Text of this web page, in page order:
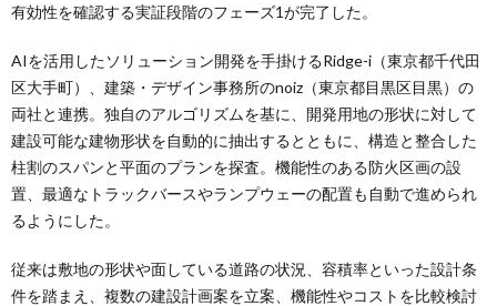
有効性を確認する実証段階のフェーズ1が完了した。
AIを活用したソリューション開発を手掛けるRidge-i（東京都千代田
区大手町）、建築・デザイン事務所のnoiz（東京都目黒区目黒）の
両社と連携。独自のアルゴリズムを基に、開発用地の形状に対して
建設可能な建物形状を自動的に抽出するとともに、構造と整合した
柱割のスパンと平面のプランを探査。機能性のある防火区画の設
置、最適なトラックバースやランプウェーの配置も自動で進められ
るようにした。
従来は敷地の形状や面している道路の状況、容積率といった設計条
件を踏まえ、複数の建設計画案を立案、機能性やコストを比較検討